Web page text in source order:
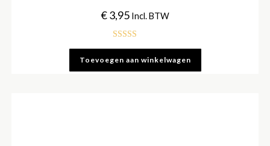
€3,95 Incl. BTW
Gewaardeerd
5.00uit 5
Toevoegen aan winkelwagen